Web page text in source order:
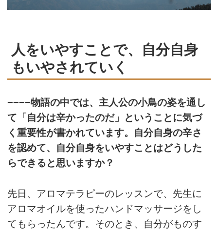
人をいやすことで、自分自身
もいやされていく
−−−−物語の中では、主人公の小鳥の姿を通し
て「自分は辛かったのだ」ということに気づ
く重要性が書かれています。自分自身の辛さ
を認めて、自分自身をいやすことはどうした
らできると思いますか？
先日、アロマテラピーのレッスンで、先生に
アロマオイルを使ったハンドマッサージをし
てもらったんです。そのとき、自分がものす